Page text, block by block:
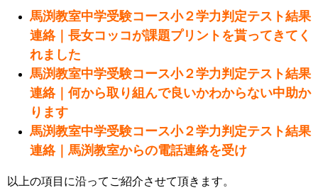
馬渕教室中学受験コース小２学力判定テスト結果
連絡｜長女コッコが課題プリントを貰ってきてく
れました
馬渕教室中学受験コース小２学力判定テスト結果
連絡｜何から取り組んで良いかわからない中助か
ります
馬渕教室中学受験コース小２学力判定テスト結果
連絡｜馬渕教室からの電話連絡を受け
以上の項目に沿ってご紹介させて頂きます。